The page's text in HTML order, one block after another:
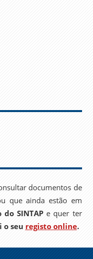
documentos de
que ainda estão em
SINTAPe quer ter
o seu registo online.